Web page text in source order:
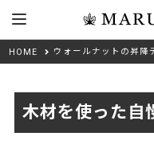
HOME ウォールナットの昇降
木材を使った自